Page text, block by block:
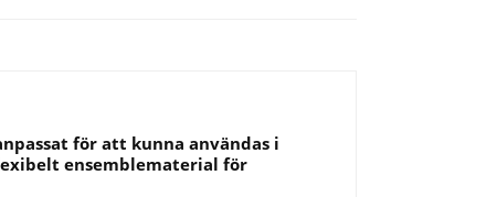
för att kunna användas i
ensemblematerial för